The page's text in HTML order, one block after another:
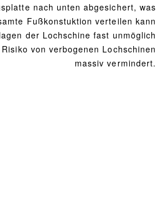
nach unten abgesichert, was
Fußkonstuktion verteilen kann
der Lochschine fast unmöglich
von verbogenen Lochschinen
massiv vermindert.